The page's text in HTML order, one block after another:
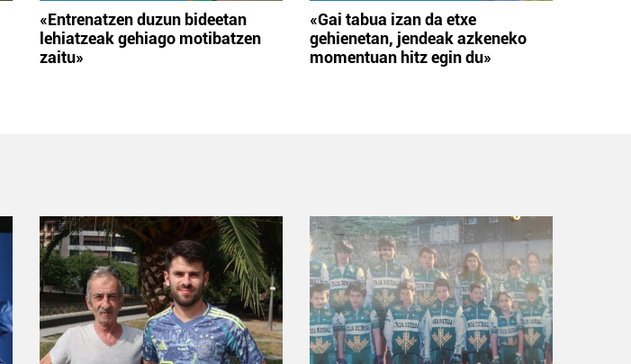
«Entrenatzen duzun bideetan
lehiatzeak gehiago motibatzen
zaitu»
«Gai tabua izan da etxe
gehienetan, jendeak azkeneko
momentuan hitz egin du»